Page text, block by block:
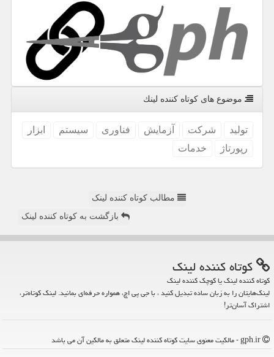
موضوع های كوتاه كننده لینك
تولید شركت آزمایش فناوری سیستم
ابزار
رپورتاژ
خدمات
مطالب کوتاه کننده لینک
بازگشت به کوتاه کننده لینک
كوتاه كننده لینك
کوتاه کننده لینک یا کوچک کننده لینک
لینک‌هایتان را به زبان ساده تبدیل کنید ، با جی پی اچ، همواره حرفه‌ای بمانید. لینک کوتاه‌تر،
اشتراک آسان‌تر!